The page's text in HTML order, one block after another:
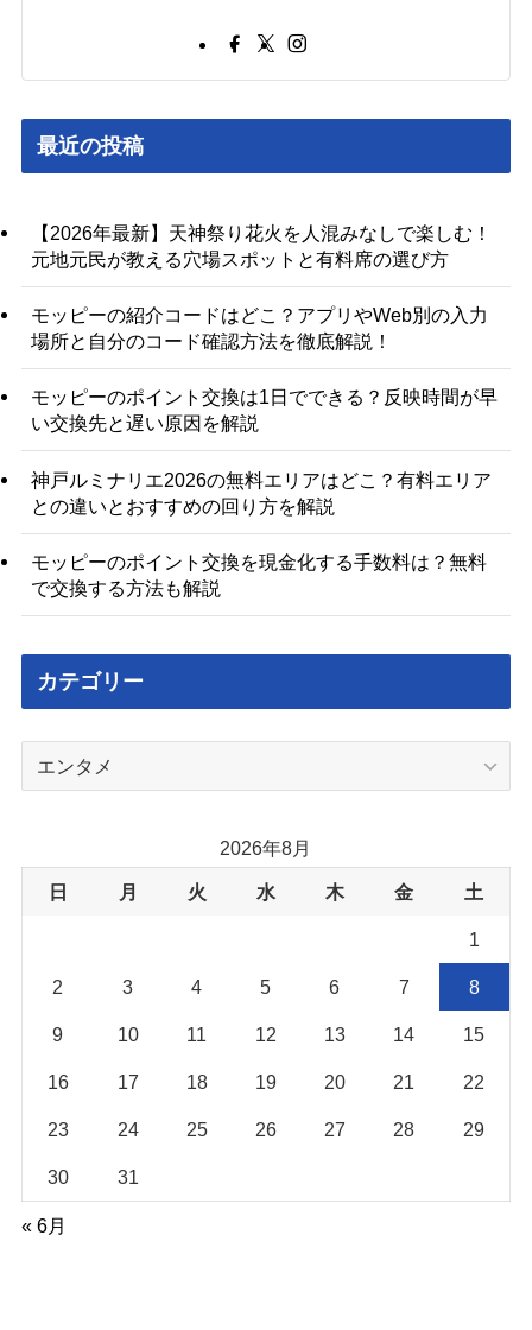
最近の投稿
【2026年最新】天神祭り花火を人混みなしで楽しむ！
元地元民が教える穴場スポットと有料席の選び方
モッピーの紹介コードはどこ？アプリやWeb別の入力
場所と自分のコード確認方法を徹底解説！
モッピーのポイント交換は1日でできる？反映時間が早
い交換先と遅い原因を解説
神戸ルミナリエ2026の無料エリアはどこ？有料エリア
との違いとおすすめの回り方を解説
モッピーのポイント交換を現金化する手数料は？無料
で交換する方法も解説
カテゴリー
ー
2026年8月
日 月 火 水 木 金 土
1
2 3 4 5 6 7 8
9 10 11 12 13 14 15
16 17 18 19 20 21 22
23 24 25 26 27 28 29
30 31
« 6月